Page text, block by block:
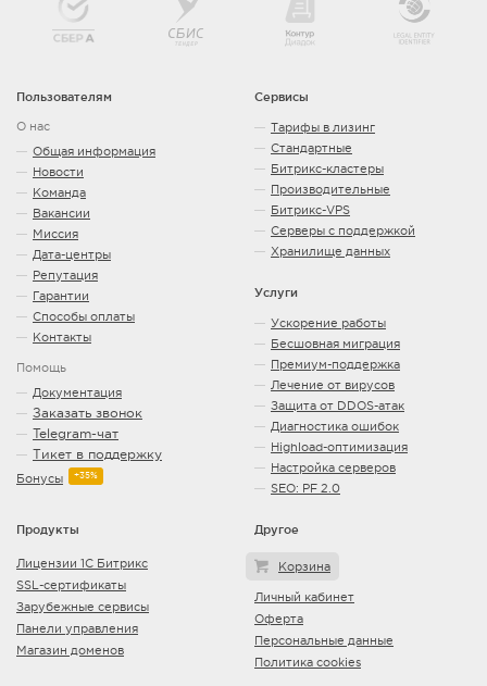
Пользователям
О нас
Общая информация
Новости
Команда
Вакансии
Миссия
Дата-центры
Репутация
Гарантии
Способы оплаты
Контакты
Помощь
Документация
Заказать звонок
Telegram-чат
Тикет в поддержку
Бонусы +35%
Сервисы
Тарифы в лизинг
Стандартные
Битрикс-кластеры
Производительные
Битрикс-VPS
Серверы с поддержкой
Хранилище данных
Услуги
Ускорение работы
Бесшовная миграция
Премиум-поддержка
Лечение от вирусов
Защита от DDOS-атак
Диагностика ошибок
Highload-оптимизация
Настройка серверов
SEO: PF 2.0
Продукты
Лицензии 1С Битрикс
SSL-сертификаты
Зарубежные сервисы
Панели управления
Магазин доменов
Другое
Корзина
Личный кабинет
Оферта
Персональные данные
Политика cookies